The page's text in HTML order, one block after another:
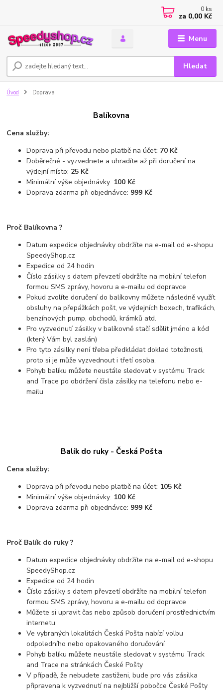
Menu
Hledat
0 ks
za 0,00 Kč
Úvod Doprava
Balíkovna
Cena služby:
Doprava při převodu nebo platbě na účet: 70 Kč
Doběrečné - vyzvednete a uhradíte až při doručení na
výdejní místo: 25 Kč
Minimální výše objednávky: 100 Kč
Doprava zdarma při objednávce: 999 Kč
Proč Balíkovna ?
Datum expedice objednávky obdržíte na e-mail od e-shopu
SpeedyShop.cz
Expedice od 24 hodin
Číslo zásilky s datem převzetí obdržíte na mobilní telefon
formou SMS zprávy, hovoru a e-mailu od dopravce
Pokud zvolíte doručení do balíkovny můžete následně využít
obsluhy na přepážkách pošt, ve výdejních boxech, trafikách,
benzínových pump, obchodů, krámků atd.
Pro vyzvednutí zásilky v balíkovně stačí sdělit jméno a kód
(který Vám byl zaslán)
Pro tyto zásilky není třeba předkládat doklad totožnosti,
proto si je může vyzvednout i třetí osoba.
Pohyb balíku můžete neustále sledovat v systému Track
and Trace po obdržení čísla zásilky na telefonu nebo e-
mailu
Balík do ruky - Česká Pošta
Cena služby:
Doprava při převodu nebo platbě na účet: 105 Kč
Minimální výše objednávky: 100 Kč
Doprava zdarma při objednávce: 999 Kč
Proč Balík do ruky ?
Datum expedice objednávky obdržíte na e-mail od e-shopu
SpeedyShop.cz
Expedice od 24 hodin
Číslo zásilky s datem převzetí obdržíte na mobilní telefon
formou SMS zprávy, hovoru a e-mailu od dopravce
Můžete si upravit čas nebo způsob doručení prostřednictvím
internetu
Ve vybraných lokalitách Česká Pošta nabízí volbu
odpoledního nebo opakovaného doručování
Pohyb balíku můžete neustále sledovat v systému Track
and Trace na stránkách České Pošty
V případě, že nebudete zastiženi, bude pro vás zásilka
připravena k vyzvednutí na nejbližší pobočce České Pošty